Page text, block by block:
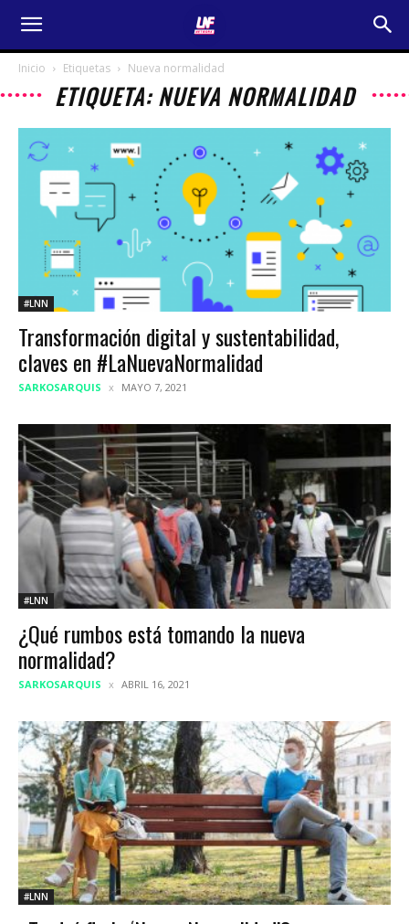
Inicio Etiquetas Nueva normalidad
ETIQUETA: NUEVA NORMALIDAD
#LNN
Transformación digital y sustentabilidad,
claves en #LaNuevaNormalidad
SARKOSARQUIS MAYO 7, 2021
#LNN
¿Qué rumbos está tomando la nueva
normalidad?
SARKOSARQUIS ABRIL 16, 2021
#LNN